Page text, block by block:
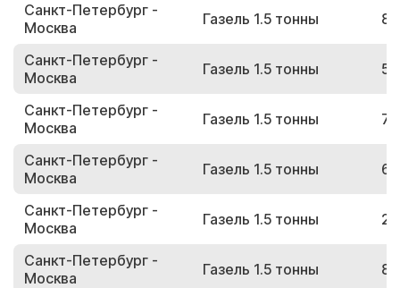
Санкт-Петербург -
Москва
Газель 1.5 тонны
Санкт-Петербург -
Москва
Газель 1.5 тонны
Санкт-Петербург -
Москва
Газель 1.5 тонны
Санкт-Петербург -
Москва
Газель 1.5 тонны
Санкт-Петербург -
Москва
Газель 1.5 тонны
Санкт-Петербург -
Москва
Газель 1.5 тонны